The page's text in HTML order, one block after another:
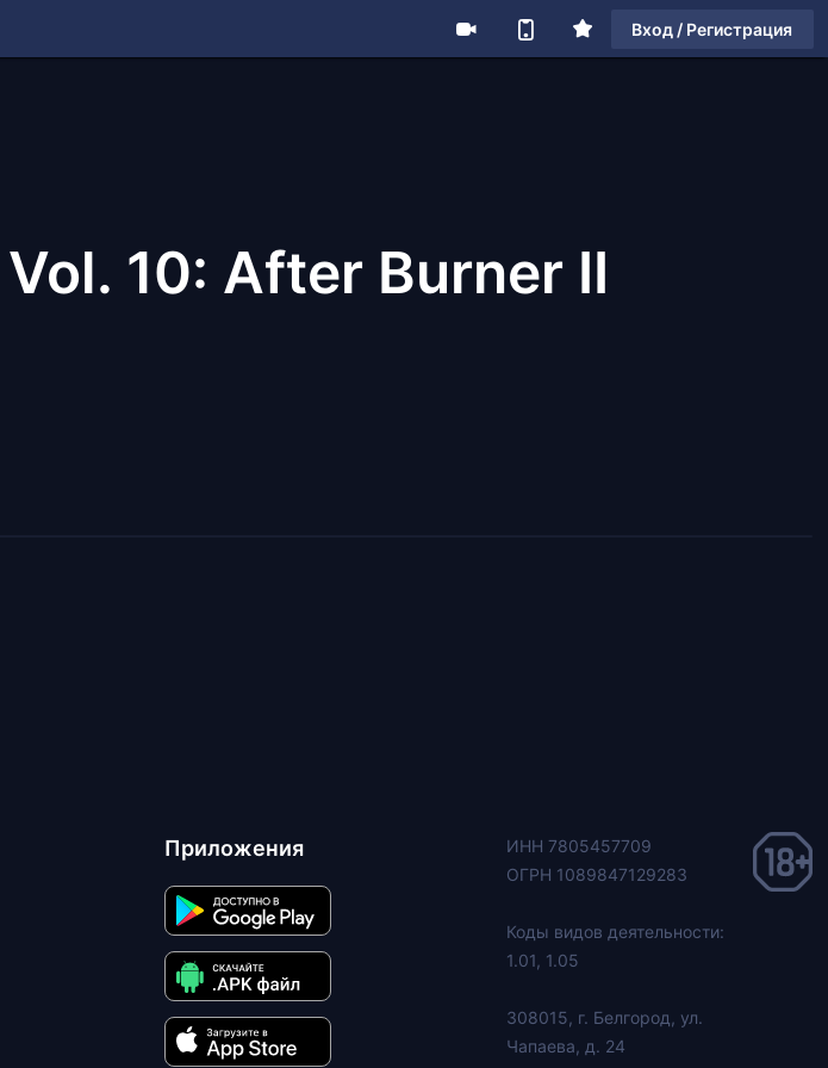
Вход / Регистрация
10: After Burner II
Приложения
ИНН 7805457709
ОГРН 1089847129283
Коды видов деятельности:
1.01, 1.05
308015, г. Белгород, ул.
Чапаева, д. 24